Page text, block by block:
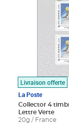
Livraison offerte
La Poste
Collector 4
Lettre Verte
20g / France